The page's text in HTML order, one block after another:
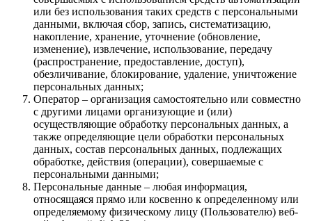
или без использования таких средств с персональными
данными, включая сбор, запись, систематизацию,
накопление, хранение, уточнение (обновление,
изменение), извлечение, использование, передачу
(распространение, предоставление, доступ),
обезличивание, блокирование, удаление, уничтожение
персональных данных;
Оператор – организация самостоятельно или совместно
с другими лицами организующие и (или)
осуществляющие обработку персональных данных, а
также определяющие цели обработки персональных
данных, состав персональных данных, подлежащих
обработке, действия (операции), совершаемые с
персональными данными;
Персональные данные – любая информация,
относящаяся прямо или косвенно к определенному или
определяемому физическому лицу (Пользователю) веб-